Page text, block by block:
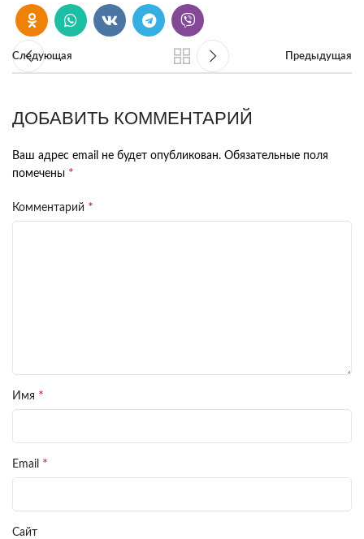
Следующая Предыдущая
ДОБАВИТЬ КОММЕНТАРИЙ
Ваш адрес email не будет опубликован. Обязательные поля
помечены *
Комментарий *
Имя *
Email *
Сайт